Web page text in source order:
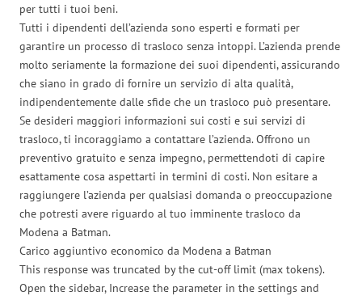
per tutti i tuoi beni.
Tutti i dipendenti dell’azienda sono esperti e formati per
garantire un processo di trasloco senza intoppi. L’azienda prende
molto seriamente la formazione dei suoi dipendenti, assicurando
che siano in grado di fornire un servizio di alta qualità,
indipendentemente dalle sfide che un trasloco può presentare.
Se desideri maggiori informazioni sui costi e sui servizi di
trasloco, ti incoraggiamo a contattare l’azienda. Offrono un
preventivo gratuito e senza impegno, permettendoti di capire
esattamente cosa aspettarti in termini di costi. Non esitare a
raggiungere l’azienda per qualsiasi domanda o preoccupazione
che potresti avere riguardo al tuo imminente trasloco da
Modena a Batman.
Carico aggiuntivo economico da Modena a Batman
This response was truncated by the cut-off limit (max tokens).
Open the sidebar, Increase the parameter in the settings and